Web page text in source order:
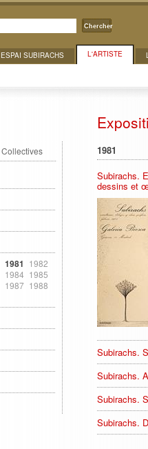
Chercher
L'ARTISTE
ESPAI SUBIRACHS
Collectives
1981 1982
1984 1985
1987 1988
1981
Subirachs.
dessins et
Subirachs.
Subirachs.
Subirachs.
Subirachs.